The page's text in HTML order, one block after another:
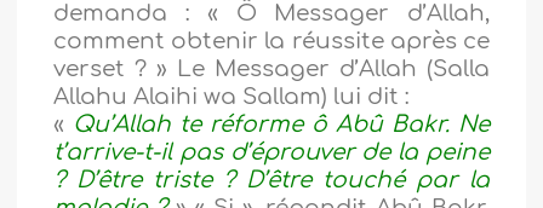
demanda : « Ô Messager d’Allah,
comment obtenir la réussite après ce
verset ? » Le Messager d’Allah (Salla
Allahu Alaihi wa Sallam) lui dit :
« Qu’Allah te réforme ô Abû Bakr. Ne
t’arrive-t-il pas d’éprouver de la peine
? D’être triste ? D’être touché par la